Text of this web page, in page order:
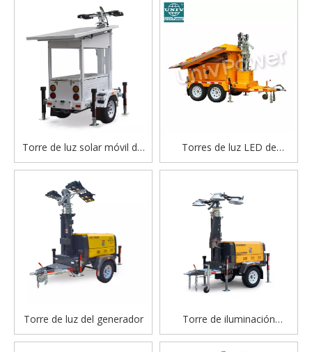
nueva energía móvil
Torre de luz solar móvil del
palo telescópico portátil
solar de la luz de inundación
del LED UST-300
Torres de luz LED de
energía solar montadas en
inundación de larga duración
UST-1200
Torre de luz del generador
Torre de iluminación
remolcable